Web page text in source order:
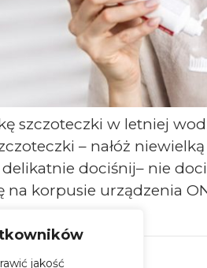
jakość
szczoteczki w letniej
– nałóż
dociśnij– nie
na korpusie urządzenia